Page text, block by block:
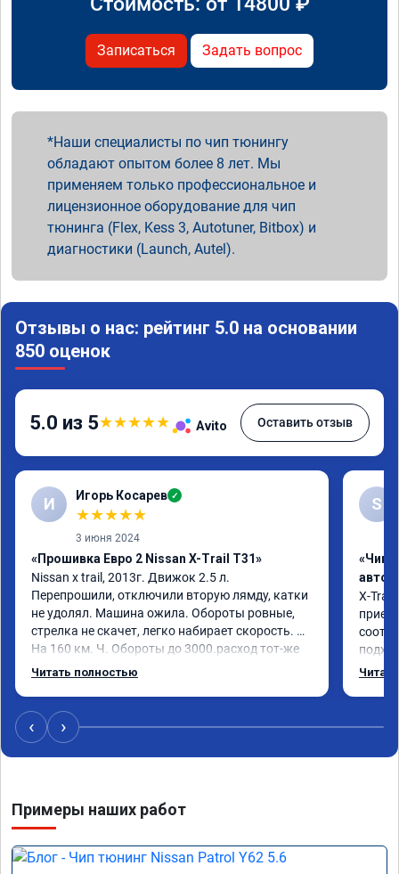
Записаться Задать вопрос
Наши специалисты по чип тюнингу
обладают опытом более 8 лет. Мы
применяем только профессиональное и
лицензионное оборудование для чип
тюнинга (Flex, Kess 3, Autotuner, Bitbox) и
диагностики (Launch, Autel).
Отзывы о нас: рейтинг 5.0 на основании
850 оценок
5.0 из 5★★★★★ Avito Оставить отзыв
И Игорь Косарев ✓
★★★★★
3 июня 2024
«Прошивка Евро 2 Nissan X-Trail T31»
Nissan x trаil, 2013г. Движок 2.5 л.
Перепрошили, отключили вторую лямду, катки
не удолял. Машина ожила. Обороты ровные,
стрелка не скачет, легко набирает скорость.
На 160 км. Ч. Обороты до 3000.расход тот-же
без изменения 12л. Услугой доволен.
Читать полностью
S
«Чип
X-Trail
‹ ›
Примеры наших работ